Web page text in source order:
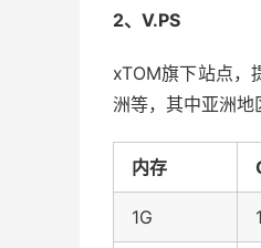
2、V.PS
xTOM旗下站点，
洲等，其中亚洲地
内存
1G